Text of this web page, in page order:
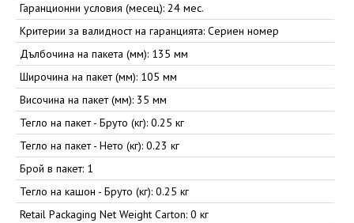
Гаранционни условия (месец): 24 мес.
Критерии за валидност на гаранцията: Сериен номер
Дълбочина на пакета (мм): 135 мм
Широчина на пакет (мм): 105 мм
Височина на пакет (мм): 35 мм
Тегло на пакет - Бруто (кг): 0.25 кг
Тегло на пакет - Нето (кг): 0.23 кг
Брой в пакет: 1
Тегло на кашон - Бруто (кг): 0.25 кг
Retail Packaging Net Weight Carton: 0 кг